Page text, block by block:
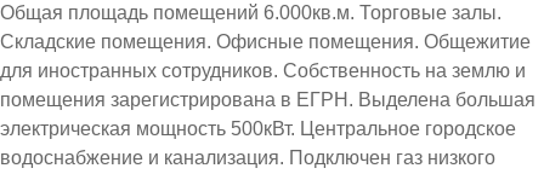
Общая площадь помещений 6.000кв.м. Торговые залы.
Складские помещения. Офисные помещения. Общежитие
для иностранных сотрудников. Собственность на землю и
помещения зарегистрирована в ЕГРН. Выделена большая
электрическая мощность 500кВт. Центральное городское
водоснабжение и канализация. Подключен газ низкого